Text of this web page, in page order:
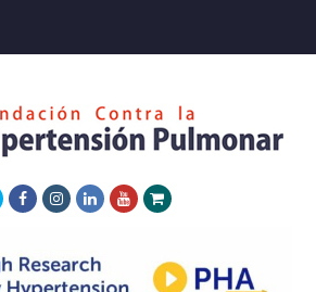
TwitterFacebookInstagram
LinkedInYoutube
Xing